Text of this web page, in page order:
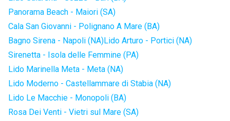
Panorama Beach - Maiori (SA)
Cala San Giovanni - Polignano A Mare (BA)
Bagno Sirena - Napoli (NA)Lido Arturo - Portici (NA)
Sirenetta - Isola delle Femmine (PA)
Lido Marinella Meta - Meta (NA)
Lido Moderno - Castellammare di Stabia (NA)
Lido Le Macchie - Monopoli (BA)
Rosa Dei Venti - Vietri sul Mare (SA)